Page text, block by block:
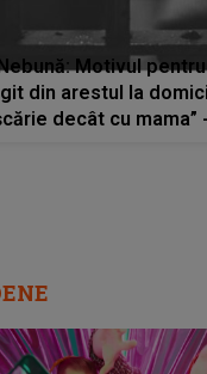
Motivul
din arestul la
decât cu mama”